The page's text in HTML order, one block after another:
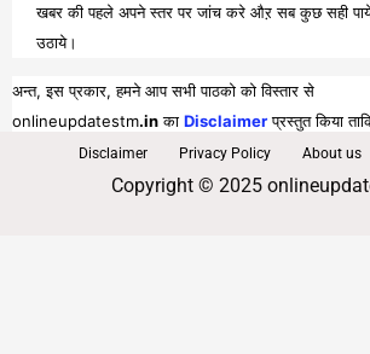
खबर की पहले अपने स्तर पर जांच करे औऱ सब कुछ सही
उठाये।
अन्त, इस प्रकार, हमने आप सभी पाठको को विस्तार से
onlineupdatestm.inका Disclaimerप्रस्तुत किया
पूरा व भरपूर लाभ प्राप्त कर सकें।
Disclaimer Privacy Policy About us
Copyright © 2025